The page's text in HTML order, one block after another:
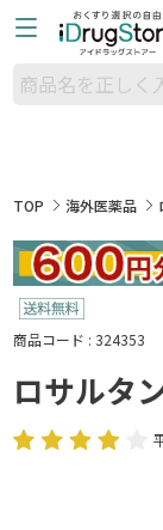
TOP
海外医薬品
商品コード : 324353
ロサルタ